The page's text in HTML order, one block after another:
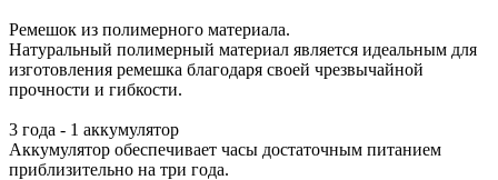
Ремешок из полимерного материала.
Натуральный полимерный материал является идеальным для
изготовления ремешка благодаря своей чрезвычайной
прочности и гибкости.
3 года - 1 аккумулятор
Аккумулятор обеспечивает часы достаточным питанием
приблизительно на три года.